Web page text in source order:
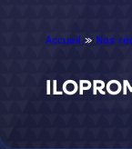
Accueil » Nos